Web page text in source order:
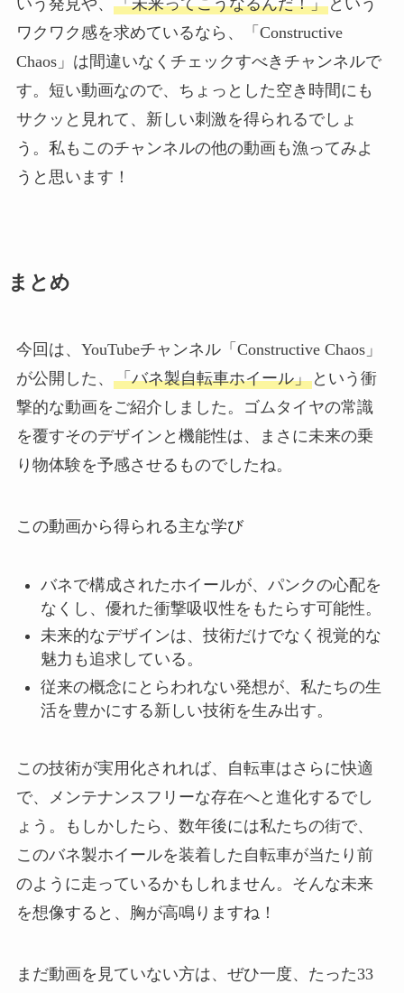
いう発見や、 「未来ってこうなるんだ！」という
ワクワク感を求めているなら、「Constructive
Chaos」は間違いなくチェックすべきチャンネルで
す。短い動画なので、ちょっとした空き時間にも
サクッと見れて、新しい刺激を得られるでしょ
う。私もこのチャンネルの他の動画も漁ってみよ
うと思います！
まとめ
今回は、YouTubeチャンネル「Constructive Chaos」
が公開した、 「バネ製自転車ホイール」という衝
撃的な動画をご紹介しました。ゴムタイヤの常識
を覆すそのデザインと機能性は、まさに未来の乗
り物体験を予感させるものでしたね。
この動画から得られる主な学び
バネで構成されたホイールが、パンクの心配を
なくし、優れた衝撃吸収性をもたらす可能性。
未来的なデザインは、技術だけでなく視覚的な
魅力も追求している。
従来の概念にとらわれない発想が、私たちの生
活を豊かにする新しい技術を生み出す。
この技術が実用化されれば、自転車はさらに快適
で、メンテナンスフリーな存在へと進化するでし
ょう。もしかしたら、数年後には私たちの街で、
このバネ製ホイールを装着した自転車が当たり前
のように走っているかもしれません。そんな未来
を想像すると、胸が高鳴りますね！
まだ動画を見ていない方は、ぜひ一度、たった33